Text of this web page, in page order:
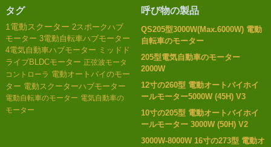
タグ
1電動スクーター 2スポークハブ
モーター 3電動自転車ハブモーター
4電気自動車ハブモーター ミッドド
ライブBLDCモーター 正弦波モータ
コントローラ 電動オートバイのモー
ター 電動スクーターハブモーター
電動自転車のモーター 電気自動車の
モーター
呼び物の製品
QS205型3000W(Max.6000W) 電動
自転車のモーター
205型電気自動車のモーター
2000W
12寸の260型 電動オートバイホイ
ールモーター5000W (45H) V3
10寸の205型 電動オートバイホイ
ールモーター 3000W (50H) V2
3000W-8000W 16寸の273型 電動オ